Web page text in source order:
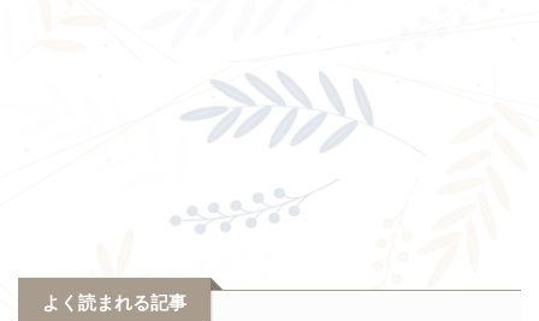
よく読まれる記事